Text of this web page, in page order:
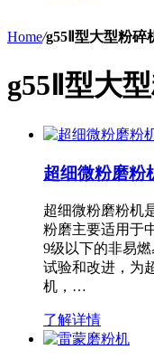
Home/g55Ⅱ型大型粉碎
g55Ⅱ型大
超细微粉磨粉
超细微粉磨粉机
粉磨主要适用于
9级以下的非易
试验和改进，为
机，…
了解详情